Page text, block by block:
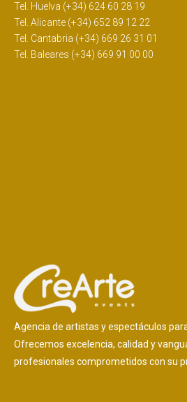
Tel. Huelva (+34) 624 60 28 19
Tel. Alicante (+34) 652 89 12 22
Tel. Cantabria (+34) 669 26 31 01
Tel. Baleares (+34) 669 91 00 00
Agencia de artistas y espectáculos
Ofrecemos excelencia, calidad y
profesionales comprometidos con su